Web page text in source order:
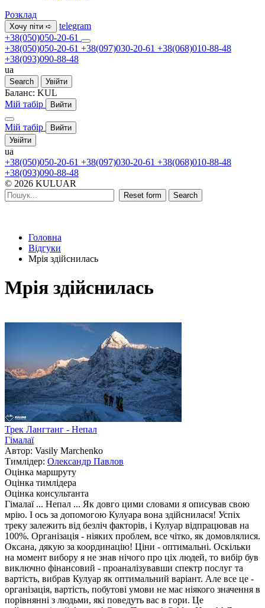
Розклад
Хочу піти ➪
telegram
+38(050)050-20-61
+38(050)050-20-61 +38(097)030-20-61 +38(068)010-88-48
+38(093)090-88-48
ua
Search Увійти
Баланс: KUL
Мій табір
Вийти
Мій табір
Вийти
Увійти
ua
+38(050)050-20-61 +38(097)030-20-61 +38(068)010-88-48
+38(093)090-88-48
© 2026 KULUAR
Reset form Search
Головна
Відгуки
Мрія здійснилась
Мрія здійснилась
Трек Лангтанг - Непал
Гімалаї
Автор: Vasily Marchenko
Тимлідер: Олександр Павлов
Оцінка маршруту
Оцінка тимлідера
Оцінка консультанта
Гімалаї ... Непал ... Як довго цими словами я описував свою
мрію. І ось за допомогою Кулуара вона здійснилася! Успіх
треку залежить від безліч факторів, і Кулуар відпрацював на
100%. Організація - ніяких проблем, все чітко, як домовлялися.
Оксана, дякую за координацію! Ціни - оптимальні. Оскільки
на момент вибору я не знав нічого про ціх людей, то вибір був
виключно фінансовий - проаналізувавши спектр послуг та
вартість, вибрав Кулуар як оптимальний варіант. Але все це -
організація, вартість, побутові умови не має ніякого значення в
порівнянні з людьми, які поведуть вас в гори. Це